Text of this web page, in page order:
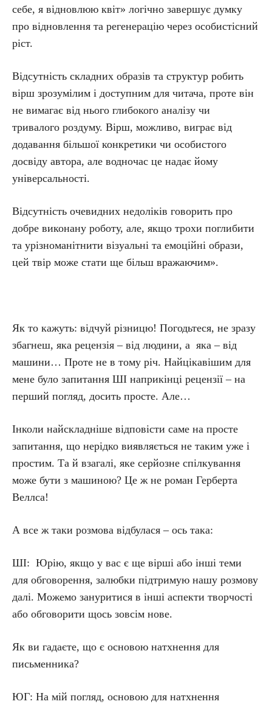
себе, я відновлюю квіт» логічно завершує думку
про відновлення та регенерацію через особистісний
ріст.
Відсутність складних образів та структур робить
вірш зрозумілим і доступним для читача, проте він
не вимагає від нього глибокого аналізу чи
тривалого роздуму. Вірш, можливо, виграє від
додавання більшої конкретики чи особистого
досвіду автора, але водночас це надає йому
універсальності.
Відсутність очевидних недоліків говорить про
добре виконану роботу, але, якщо трохи поглибити
та урізноманітнити візуальні та емоційні образи,
цей твір може стати ще більш вражаючим».
Як то кажуть: відчуй різницю! Погодьтеся, не зразу
збагнеш, яка рецензія – від людини, а яка – від
машини… Проте не в тому річ. Найцікавішим для
мене було запитання ШІ наприкінці рецензії – на
перший погляд, досить просте. Але…
Інколи найскладніше відповісти саме на просте
запитання, що нерідко виявляється не таким уже і
простим. Та й взагалі, яке серйозне спілкування
може бути з машиною? Це ж не роман Герберта
Веллса!
А все ж таки розмова відбулася – ось така:
ШІ: Юрію, якщо у вас є ще вірші або інші теми
для обговорення, залюбки підтримую нашу розмову
далі. Можемо зануритися в інші аспекти творчості
або обговорити щось зовсім нове.
Як ви гадаєте, що є основою натхнення для
письменника?
ЮГ: На мій погляд, основою для натхнення